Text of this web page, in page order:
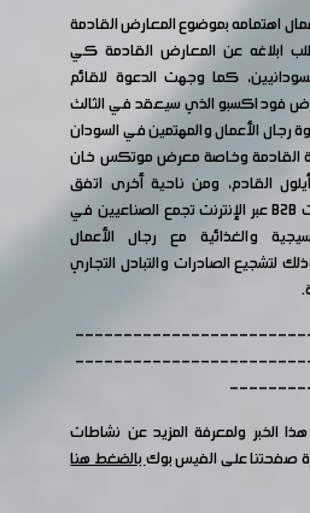
اهتمامه بموضوع المعارض القادمة
ابلاغه عن المعارض القادمة كي
كما وجهت الدعوة للقائم
فود اكسبو الذي سيعقد في الثالث
رجال الأعمال والمهتمين في السودان
القادمة وخاصة معرض موتكس خان
القادم، ومن ناحية أخرى اتفق
الطرفان على تنظيم لقاءات B2B عبر الإنترنت تجمع الصناعيين في
والغذائية مع رجال الأعمال
لتشجيع الصادرات والتبادل التجاري
الخبر ولمعرفة المزيد عن نشاطات
صفحتنا على الفيس بوكبالضغط هنا